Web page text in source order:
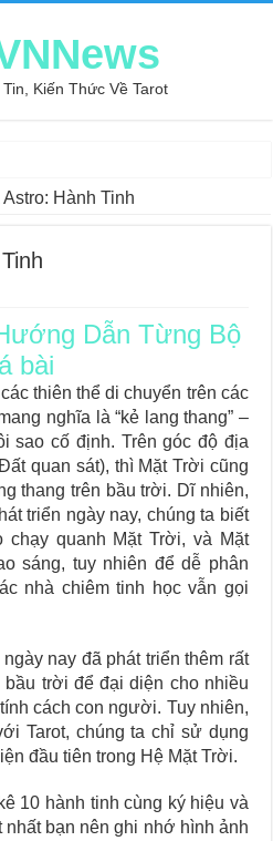
Kiến Thức Về Tarot
may Dony
Nối Với Thế Giới Tâm Linh
70: Heaven
69: Contemplation
68: Drop Into Your Heart
67: The Swan
66: Coming Together
65: The Breaking
Astro: Hành Tinh
Dẫn Từng Bộ
bài
thiên thể di chuyển trên các
nghĩa là “kẻ lang thang” –
sao cố định. Trên góc độ địa
quan sát), thì Mặt Trời cũng
thang trên bầu trời. Dĩ nhiên,
triển ngày nay, chúng ta biết
quanh Mặt Trời, và Mặt
sáng, tuy nhiên để dễ phân
nhà chiêm tinh học vẫn gọi
nay đã phát triển thêm rất
bầu trời để đại diện cho nhiều
cách con người. Tuy nhiên,
Tarot, chúng ta chỉ sử dụng
đầu tiên trong Hệ Mặt Trời.
10 hành tinh cùng ký hiệu và
bạn nên ghi nhớ hình ảnh